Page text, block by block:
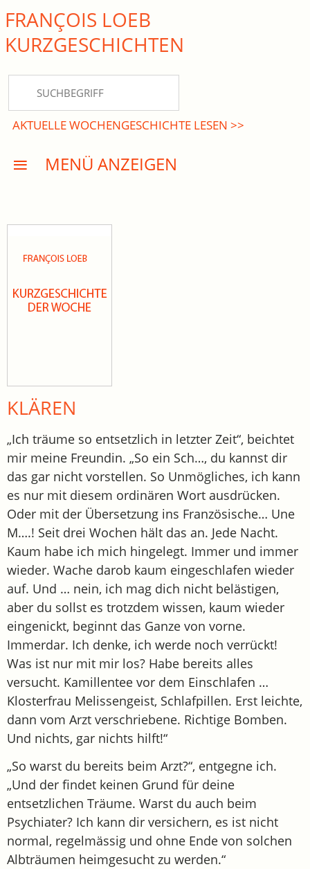
close Submenü
KURZGESCHICHTEN
DREISATZROMANE
PRESSE
FRANÇOIS LOEB
KURZ­GESCHICHTEN
AKTUELLE WOCHENGESCHICHTE LESEN >>
MENÜ ANZEIGEN
KLÄREN
„Ich träume so entsetzlich in letzter Zeit“, beichtet
mir meine Freundin. „So ein Sch…, du kannst dir
das gar nicht vorstellen. So Unmögliches, ich kann
es nur mit diesem ordinären Wort ausdrücken.
Oder mit der Übersetzung ins Französische… Une
M….! Seit drei Wochen hält das an. Jede Nacht.
Kaum habe ich mich hingelegt. Immer und immer
wieder. Wache darob kaum eingeschlafen wieder
auf. Und … nein, ich mag dich nicht belästigen,
aber du sollst es trotzdem wissen, kaum wieder
eingenickt, beginnt das Ganze von vorne.
Immerdar. Ich denke, ich werde noch verrückt!
Was ist nur mit mir los? Habe bereits alles
versucht. Kamillentee vor dem Einschlafen …
Klosterfrau Melissengeist, Schlafpillen. Erst leichte,
dann vom Arzt verschriebene. Richtige Bomben.
Und nichts, gar nichts hilft!“
„So warst du bereits beim Arzt?“, entgegne ich.
„Und der findet keinen Grund für deine
entsetzlichen Träume. Warst du auch beim
Psychiater? Ich kann dir versichern, es ist nicht
normal, regelmässig und ohne Ende von solchen
Albträumen heimgesucht zu werden.“